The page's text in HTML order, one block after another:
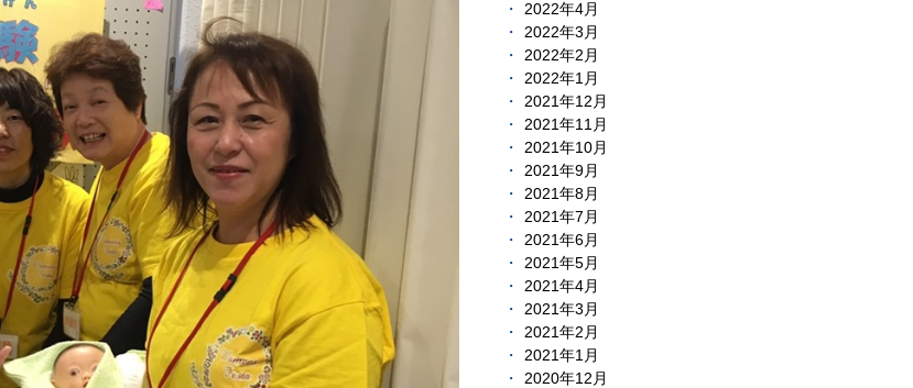
2022年4月
2022年3月
2022年2月
2022年1月
2021年12月
2021年11月
2021年10月
2021年9月
2021年8月
2021年7月
2021年6月
2021年5月
2021年4月
2021年3月
2021年2月
2021年1月
2020年12月